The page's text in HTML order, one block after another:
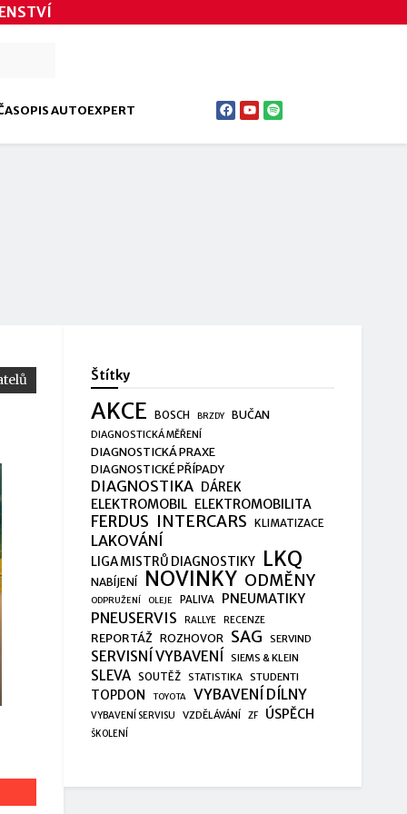
AUTOEXPERT
Štítky
AKCE BOSCH BRZDY BUČAN
DIAGNOSTICKÁ MĚŘENÍ
DIAGNOSTICKÁ PRAXE
DIAGNOSTICKÉ PŘÍPADY
DIAGNOSTIKA DÁREK
ELEKTROMOBIL ELEKTROMOBILITA
FERDUS INTERCARS KLIMATIZACE
LAKOVÁNÍ
LIGA MISTRŮ DIAGNOSTIKY LKQ
NABÍJENÍ NOVINKY ODMĚNY
ODPRUŽENÍ OLEJE PALIVA PNEUMATIKY
PNEUSERVIS RALLYE RECENZE
REPORTÁŽ ROZHOVOR SAG SERVIND
SERVISNÍ VYBAVENÍ SIEMS & KLEIN
SLEVA SOUTĚŽ STATISTIKA STUDENTI
TOPDON TOYOTA VYBAVENÍ DÍLNY
VYBAVENÍ SERVISU VZDĚLÁVÁNÍ ZF ÚSPĚCH
ŠKOLENÍ